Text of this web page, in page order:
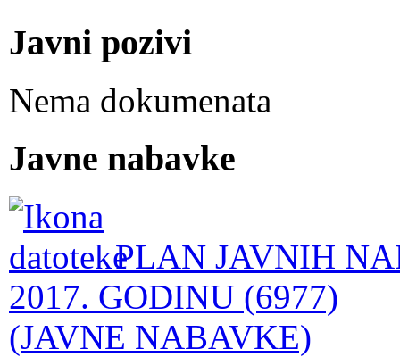
Javni pozivi
Nema dokumenata
Javne nabavke
PLAN JAVNIH
2017. GODINU (6977)
(JAVNE NABAVKE)